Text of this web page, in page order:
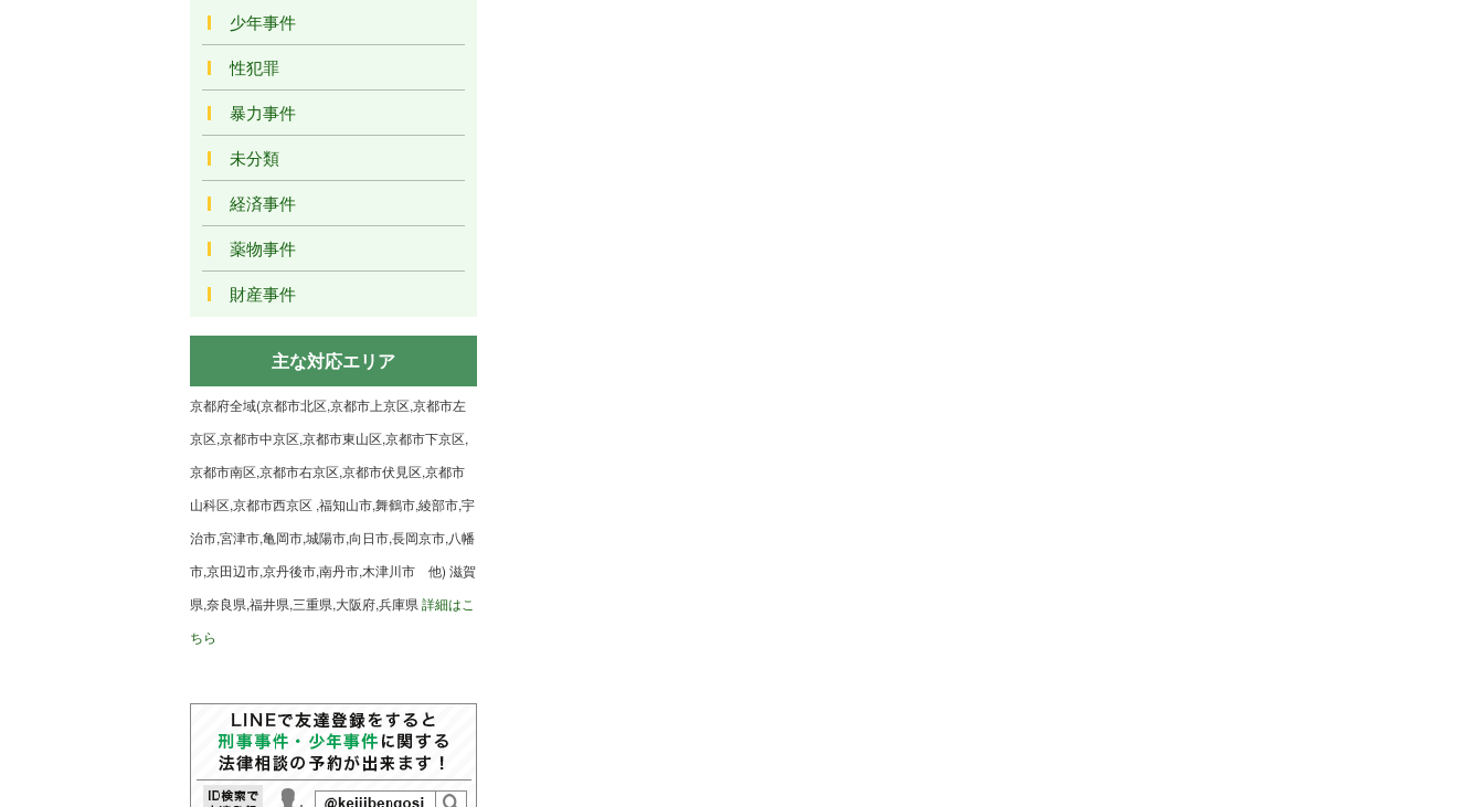
少年事件
性犯罪
暴力事件
未分類
経済事件
薬物事件
財産事件
主な対応エリア
京都府全域(京都市北区,京都市上京区,京都市左
京区,京都市中京区,京都市東山区,京都市下京区,
京都市南区,京都市右京区,京都市伏見区,京都市
山科区,京都市西京区 ,福知山市,舞鶴市,綾部市,宇
治市,宮津市,亀岡市,城陽市,向日市,長岡京市,八幡
市,京田辺市,京丹後市,南丹市,木津川市 他) 滋賀
県,奈良県,福井県,三重県,大阪府,兵庫県 詳細はこ
ちら